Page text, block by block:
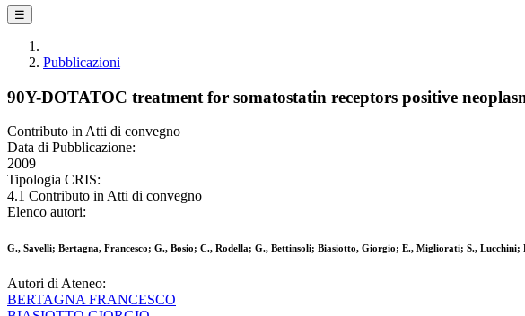
☰
Pubblicazioni
90Y-DOTATOC treatment for somatostatin receptors positive
Contributo in Atti di convegno
Data di Pubblicazione:
2009
Tipologia CRIS:
4.1 Contributo in Atti di convegno
Elenco autori:
G., Savelli; Bertagna, Francesco; G., Bosio; C., Rodella; G., Bettinsoli; Biasiotto, Giorgio; E., Migliorati; S.,
Autori di Ateneo:
BERTAGNA FRANCESCO